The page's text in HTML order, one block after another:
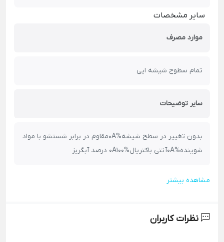
سایر مشخصات
موارد مصرف
تمام سطوح شیشه ایی
سایر توضیحات
بدون تغییر در سطح شیشه%0Aمقاوم در برابر شستشو با مواد
شوینده%0Aآنتی باکتریال%0A100 درصد آبگریز
مشاهده بیشتر
نظرات کاربران